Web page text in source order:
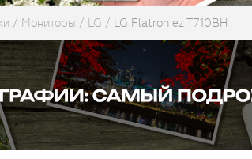
Мониторы LG LG Flatron ez T710BH